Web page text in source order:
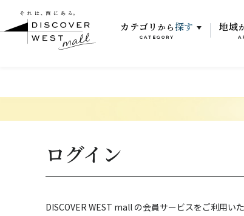
カテゴリ から 探す
CATEGORY
地域
ログイン
DISCOVER WEST mall の会員サービスをご利用いた